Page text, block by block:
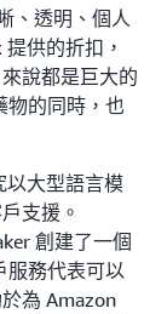
、透明、個人
供的折扣，
說都是巨大的
物的同時，也
以大型語言模
支援。
創建了一個
服務代表可以
為 Amazon